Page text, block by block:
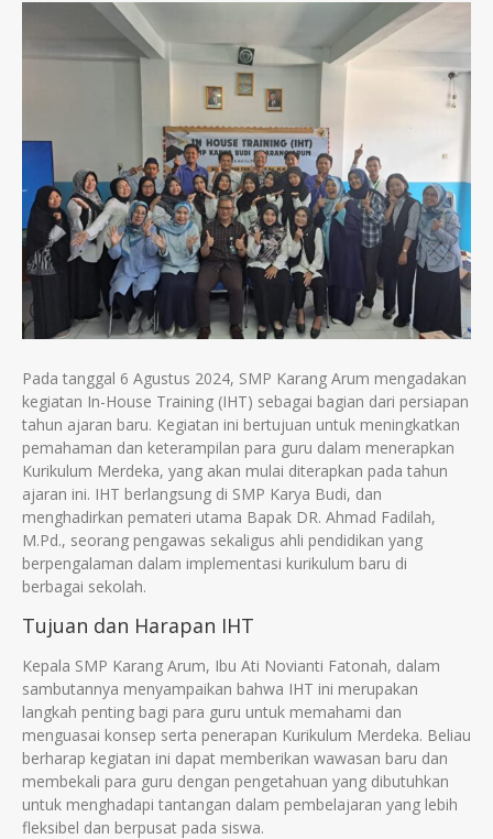
Pada tanggal 6 Agustus 2024, SMP Karang Arum mengadakan
kegiatan In-House Training (IHT) sebagai bagian dari persiapan
tahun ajaran baru. Kegiatan ini bertujuan untuk meningkatkan
pemahaman dan keterampilan para guru dalam menerapkan
Kurikulum Merdeka, yang akan mulai diterapkan pada tahun
ajaran ini. IHT berlangsung di SMP Karya Budi, dan
menghadirkan pemateri utama Bapak DR. Ahmad Fadilah,
M.Pd., seorang pengawas sekaligus ahli pendidikan yang
berpengalaman dalam implementasi kurikulum baru di
berbagai sekolah.
Tujuan dan Harapan IHT
Kepala SMP Karang Arum, Ibu Ati Novianti Fatonah, dalam
sambutannya menyampaikan bahwa IHT ini merupakan
langkah penting bagi para guru untuk memahami dan
menguasai konsep serta penerapan Kurikulum Merdeka. Beliau
berharap kegiatan ini dapat memberikan wawasan baru dan
membekali para guru dengan pengetahuan yang dibutuhkan
untuk menghadapi tantangan dalam pembelajaran yang lebih
fleksibel dan berpusat pada siswa.